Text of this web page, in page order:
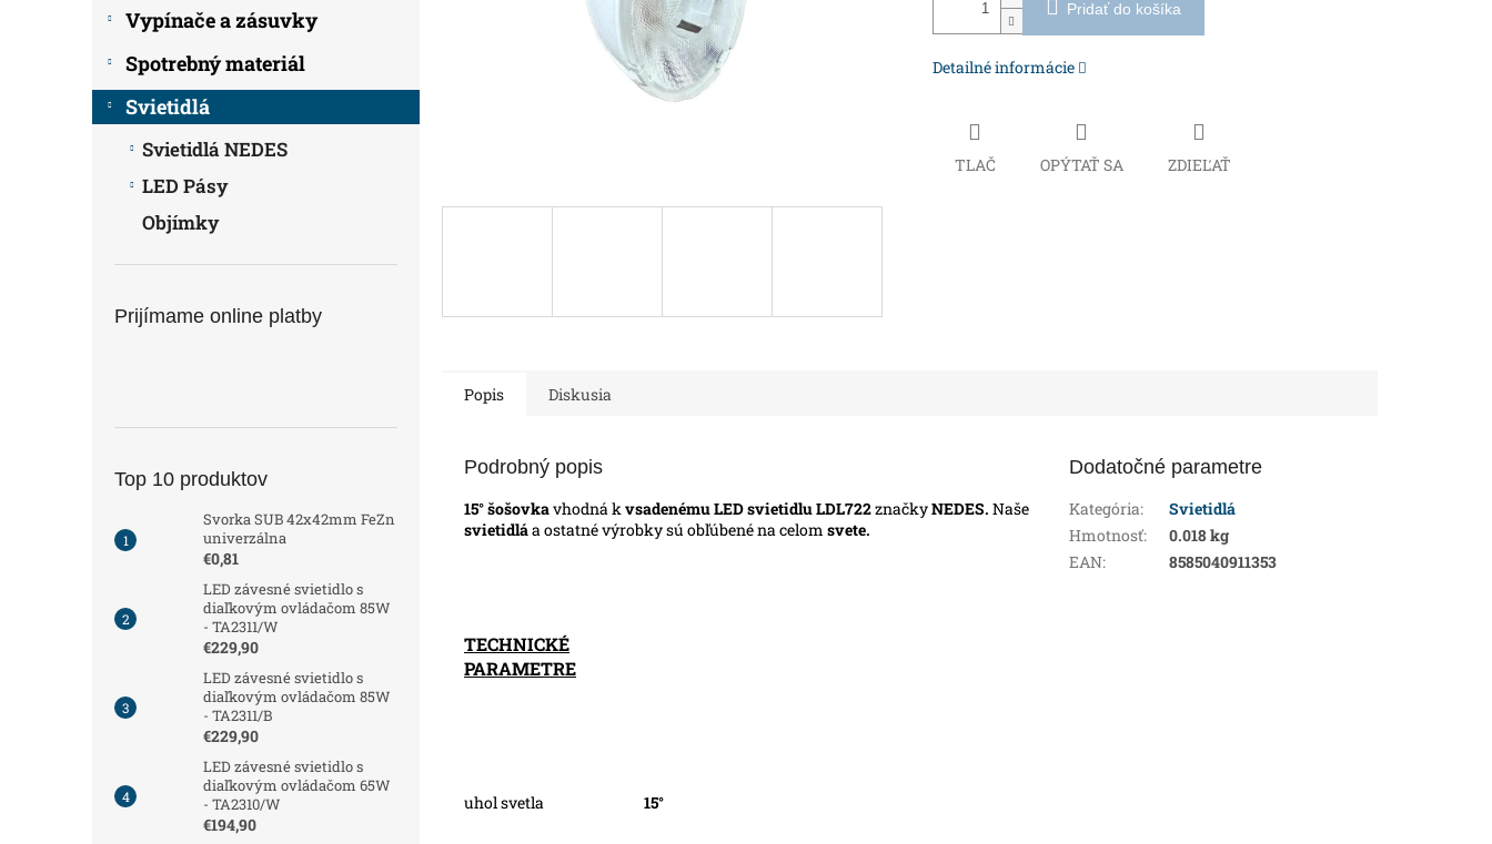
Vypínače a zásuvky
Spotrebný materiál
Svietidlá
Svietidlá NEDES
LED Pásy
Objímky
Prijímame online platby
Top 10 produktov
Svorka SUB 42x42mm FeZn
univerzálna
€0,81
LED závesné svietidlo s
diaľkovým ovládačom 85W
- TA2311/W
€229,90
LED závesné svietidlo s
diaľkovým ovládačom 85W
- TA2311/B
€229,90
LED závesné svietidlo s
diaľkovým ovládačom 65W
- TA2310/W
€194,90
Pridať do košíka
Detailné informácie
TLAČ OPÝTAŤ SA ZDIEĽAŤ
Popis Diskusia
Podrobný popis
15° šošovkavhodná k vsadenémuLED svietidlu LDL722značkyNEDES. Naše
svietidláa ostatné výrobky sú obľúbené na celom svete.
TECHNICKÉ
PARAMETRE
uhol svetla 15°
Dodatočné parametre
Kategória:
Svietidlá
Hmotnosť:
0.018 kg
EAN: 8585040911353